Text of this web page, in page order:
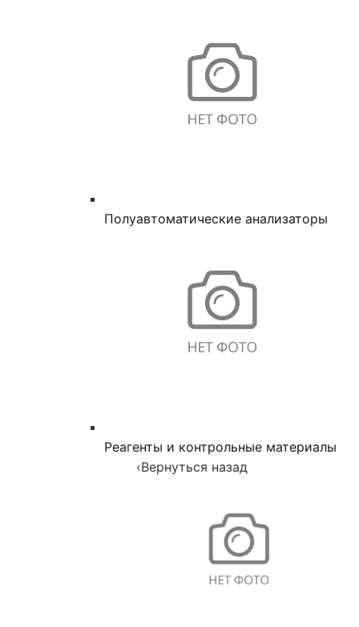
Полуавтоматические анализаторы
Реагенты и контрольные материалы
‹Вернуться назад